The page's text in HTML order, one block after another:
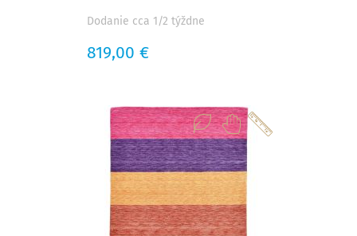
Dodanie cca 1/2 týždne
Cena
819,00 €